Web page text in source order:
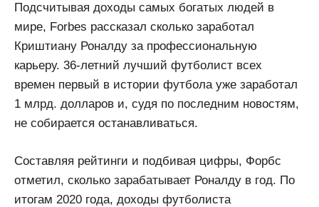
Подсчитывая доходы самых богатых людей в
мире, Forbes рассказал сколько заработал
Криштиану Роналду за профессиональную
карьеру. 36-летний лучший футболист всех
времен первый в истории футбола уже заработал
1 млрд. долларов и, судя по последним новостям,
не собирается останавливаться.
Составляя рейтинги и подбивая цифры, Форбс
отметил, сколько зарабатывает Роналду в год. По
итогам 2020 года, доходы футболиста